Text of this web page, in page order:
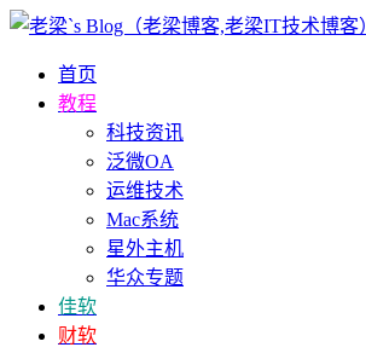
首页
教程
科技资讯
泛微OA
运维技术
Mac系统
星外主机
华众专题
佳软
财软